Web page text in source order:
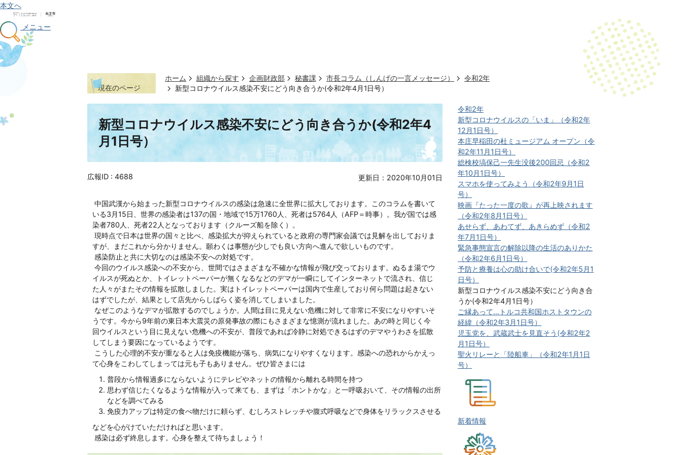
本文へ
メニュー
現在のページ
ホーム 組織から探す 企画財政部 秘書課 市長コラム（しんげの一言メッセージ）
令和2年
新型コロナウイルス感染不安にどう向き合うか(令和2年4月1日号）
新型コロナウイルス感染不安にどう向き合うか(令和2年4
月1日号）
更新日：2020年10月01日
広報ID : 4688
中国武漢から始まった新型コロナウイルスの感染は急速に全世界に拡大しております。このコラムを書いて
いる3月15日、世界の感染者は137の国・地域で15万1760人、死者は5764人（AFP＝時事）。我が国では感
染者780人、死者22人となっております（クルーズ船を除く）。
現時点で日本は世界の国々と比べ、感染拡大が抑えられていると政府の専門家会議では見解を出しておりま
すが、まだこれから分かりません。願わくは事態が少しでも良い方向へ進んで欲しいものです。
感染防止と共に大切なのは感染不安への対処です。
今回のウイルス感染への不安から、世間ではさまざまな不確かな情報が飛び交っております。ぬるま湯でウ
イルスが死ぬとか、トイレットペーパーが無くなるなどのデマが一瞬にしてインターネットで流され、信じ
た人々がまたその情報を拡散しました。実はトイレットペーパーは国内で生産しており何ら問題は起きない
はずでしたが、結果として店先からしばらく姿を消してしまいました。
なぜこのようなデマが拡散するのでしょうか。人間は目に見えない危機に対して非常に不安になりやすいそ
うです。今から9年前の東日本大震災の原発事故の際にもさまざまな憶測が流れました。あの時と同じく今
回ウイルスという目に見えない危機への不安が、普段であれば冷静に対処できるはずのデマやうわさを拡散
してしまう要因になっているようです。
こうした心理的不安が重なると人は免疫機能が落ち、病気になりやすくなります。感染への恐れからかえっ
て心身をこわしてしまっては元も子もありません。ぜひ皆さまには
普段から情報過多にならないようにテレビやネットの情報から離れる時間を持つ
思わず信じたくなるような情報が入って来ても、まずは「ホントかな」と一呼吸おいて、その情報の出所
などを調べてみる
免疫力アップは特定の食べ物だけに頼らず、むしろストレッチや腹式呼吸などで身体をリラックスさせる
などを心がけていただければと思います。
感染は必ず終息します。心身を整えて待ちましょう！
令和2年
新型コロナウイルスの「いま」（令和2年
12月1日号）
本庄早稲田の杜ミュージアム オープン（令
和2年11月1日号）
総検校塙保己一先生没後200回忌（令和2
年10月1日号）
スマホを使ってみよう（令和2年9月1日
号）
映画『たった⼀度の歌』が再上映されます
（令和2年8月1日号）
あせらず、あわてず、あきらめず（令和2
年7月1日号）
緊急事態宣言の解除以降の生活のありかた
（令和2年6月1日号）
予防と療養は心の助け合いで(令和2年5月1
日号）
新型コロナウイルス感染不安にどう向き合
うか(令和2年4月1日号）
ご縁あって…トルコ共和国ホストタウンの
経緯（令和2年3月1日号）
児玉党を、武蔵武士を見直そう(令和2年2
月1日号）
聖火リレーと「陸船車」（令和2年1月1日
号）
新着情報